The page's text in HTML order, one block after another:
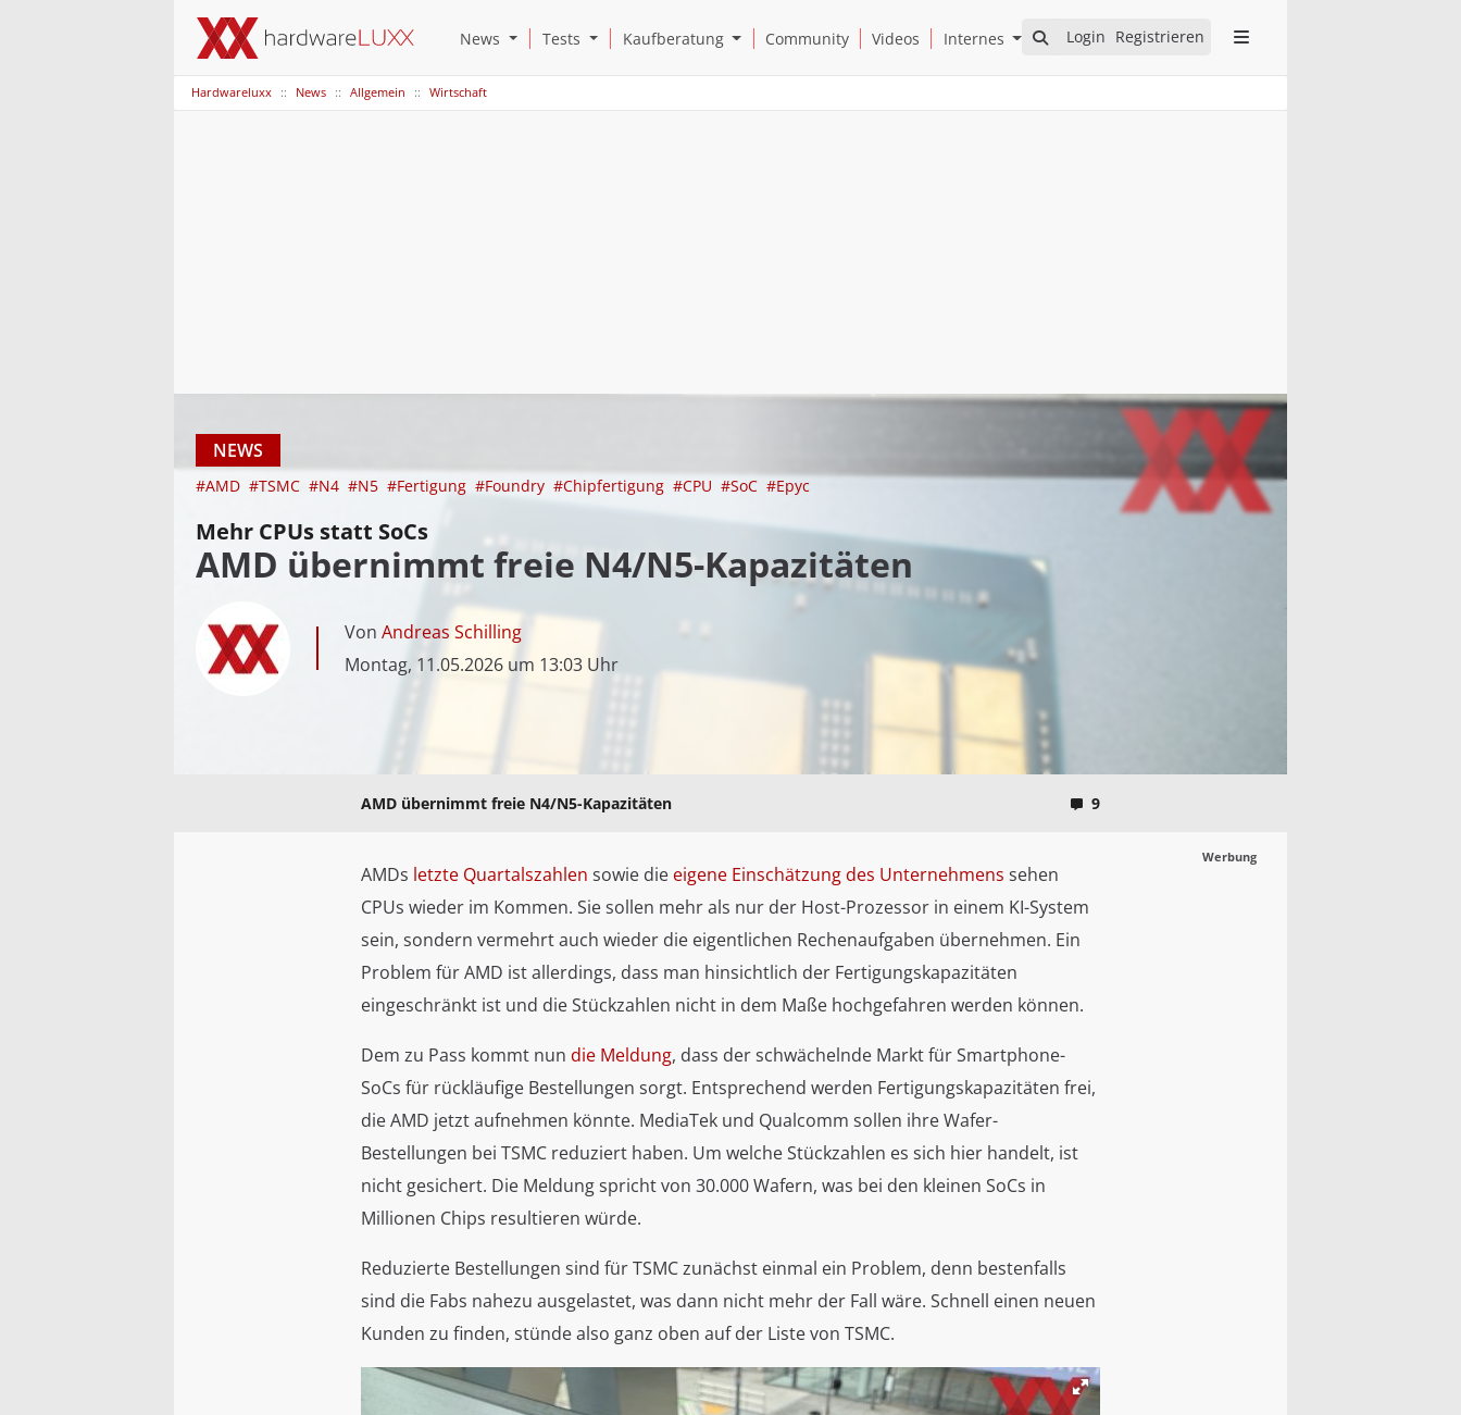
Login Registrieren
News Open News Submenu
Tests Open Tests Submenu
Kaufberatung Open Kaufberatung Submenu
Community Videos Internes Open Internes Submenu
Hardwareluxx News Allgemein Wirtschaft
NEWS
#AMD #TSMC #N4 #N5 #Fertigung #Foundry #Chipfertigung #CPU #SoC #Epyc
Mehr CPUs statt SoCs
AMD übernimmt freie N4/N5-Kapazitäten
Von Andreas Schilling
Montag, 11.05.2026 um 13:03 Uhr
AMD übernimmt freie N4/N5-Kapazitäten 9
Werbung
AMDs letzte Quartalszahlen sowie die eigene Einschätzung des Unternehmens sehen
CPUs wieder im Kommen. Sie sollen mehr als nur der Host-Prozessor in einem KI-System
sein, sondern vermehrt auch wieder die eigentlichen Rechenaufgaben übernehmen. Ein
Problem für AMD ist allerdings, dass man hinsichtlich der Fertigungskapazitäten
eingeschränkt ist und die Stückzahlen nicht in dem Maße hochgefahren werden können.
Dem zu Pass kommt nun die Meldung, dass der schwächelnde Markt für Smartphone-
SoCs für rückläufige Bestellungen sorgt. Entsprechend werden Fertigungskapazitäten frei,
die AMD jetzt aufnehmen könnte. MediaTek und Qualcomm sollen ihre Wafer-
Bestellungen bei TSMC reduziert haben. Um welche Stückzahlen es sich hier handelt, ist
nicht gesichert. Die Meldung spricht von 30.000 Wafern, was bei den kleinen SoCs in
Millionen Chips resultieren würde.
Reduzierte Bestellungen sind für TSMC zunächst einmal ein Problem, denn bestenfalls
sind die Fabs nahezu ausgelastet, was dann nicht mehr der Fall wäre. Schnell einen neuen
Kunden zu finden, stünde also ganz oben auf der Liste von TSMC.